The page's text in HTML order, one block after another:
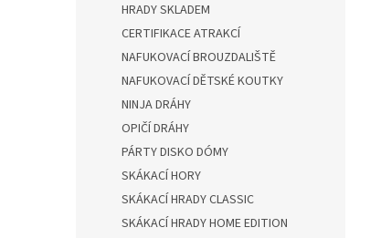
HRADY SKLADEM
CERTIFIKACE ATRAKCÍ
NAFUKOVACÍ BROUZDALIŠTĚ
NAFUKOVACÍ DĚTSKÉ KOUTKY
NINJA DRÁHY
OPIČÍ DRÁHY
PÁRTY DISKO DÓMY
SKÁKACÍ HORY
SKÁKACÍ HRADY CLASSIC
SKÁKACÍ HRADY HOME EDITION